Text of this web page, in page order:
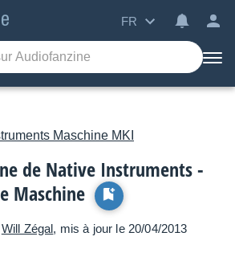
FR
Maschine MKI
de Native Instruments -
Maschine
Will Zégal, mis à jour le 20/04/2013